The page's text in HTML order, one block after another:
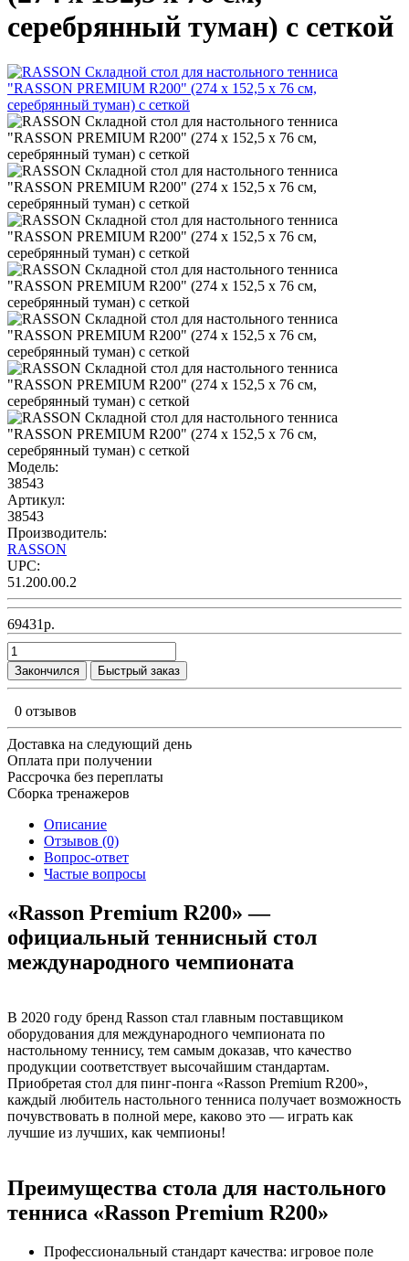
серебрянный туман) с сеткой
Модель:
38543
Артикул:
38543
Производитель:
RASSON
UPC:
51.200.00.2
69431р.
Закончился Быстрый заказ
0 отзывов
Доставка на следующий день
Оплата при получении
Рассрочка без переплаты
Сборка тренажеров
Описание
Отзывов (0)
Вопрос-ответ
Частые вопросы
«Rasson Premium R200» —
официальный теннисный стол
международного чемпионата
В 2020 году бренд Rasson стал главным поставщиком
оборудования для международного чемпионата по
настольному теннису, тем самым доказав, что качество
продукции соответствует высочайшим стандартам.
Приобретая стол для пинг-понга «Rasson Premium R200»,
каждый любитель настольного тенниса получает возможность
почувствовать в полной мере, каково это — играть как
лучшие из лучших, как чемпионы!
Преимущества стола для настольного
тенниса «Rasson Premium R200»
Профессиональный стандарт качества: игровое поле